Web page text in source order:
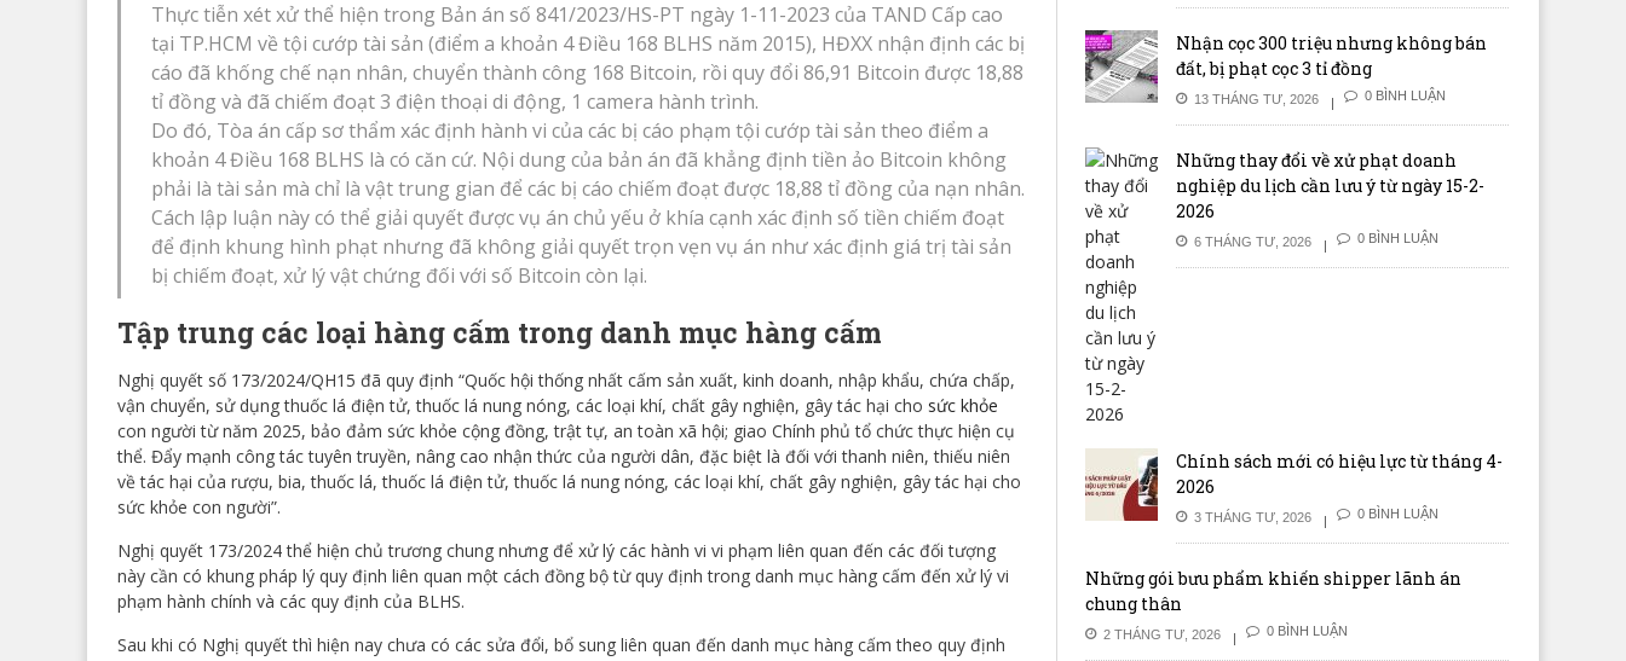
Thực tiễn xét xử thể hiện trong Bản án số 841/2023/HS-PT ngày 1-11-2023 của TAND Cấp cao
tại TP.HCM về tội cướp tài sản (điểm a khoản 4 Điều 168 BLHS năm 2015), HĐXX nhận định các bị
cáo đã khống chế nạn nhân, chuyển thành công 168 Bitcoin, rồi quy đổi 86,91 Bitcoin được 18,88
tỉ đồng và đã chiếm đoạt 3 điện thoại di động, 1 camera hành trình.
Do đó, Tòa án cấp sơ thẩm xác định hành vi của các bị cáo phạm tội cướp tài sản theo điểm a
khoản 4 Điều 168 BLHS là có căn cứ. Nội dung của bản án đã khẳng định tiền ảo Bitcoin không
phải là tài sản mà chỉ là vật trung gian để các bị cáo chiếm đoạt được 18,88 tỉ đồng của nạn nhân.
Cách lập luận này có thể giải quyết được vụ án chủ yếu ở khía cạnh xác định số tiền chiếm đoạt
để định khung hình phạt nhưng đã không giải quyết trọn vẹn vụ án như xác định giá trị tài sản
bị chiếm đoạt, xử lý vật chứng đối với số Bitcoin còn lại.
Tập trung các loại hàng cấm trong danh mục hàng cấm
Nghị quyết số 173/2024/QH15 đã quy định “Quốc hội thống nhất cấm sản xuất, kinh doanh, nhập khẩu, chứa chấp,
vận chuyển, sử dụng thuốc lá điện tử, thuốc lá nung nóng, các loại khí, chất gây nghiện, gây tác hại cho sức khỏe
con người từ năm 2025, bảo đảm sức khỏe cộng đồng, trật tự, an toàn xã hội; giao Chính phủ tổ chức thực hiện cụ
thể. Đẩy mạnh công tác tuyên truyền, nâng cao nhận thức của người dân, đặc biệt là đối với thanh niên, thiếu niên
về tác hại của rượu, bia, thuốc lá, thuốc lá điện tử, thuốc lá nung nóng, các loại khí, chất gây nghiện, gây tác hại cho
sức khỏe con người”.
Nghị quyết 173/2024 thể hiện chủ trương chung nhưng để xử lý các hành vi vi phạm liên quan đến các đối tượng
này cần có khung pháp lý quy định liên quan một cách đồng bộ từ quy định trong danh mục hàng cấm đến xử lý vi
phạm hành chính và các quy định của BLHS.
Sau khi có Nghị quyết thì hiện nay chưa có các sửa đổi, bổ sung liên quan đến danh mục hàng cấm theo quy định
Nhận cọc 300 triệu nhưng không bán
đất, bị phạt cọc 3 tỉ đồng
13 THÁNG TƯ, 2026 0 BÌNH LUẬN
Những thay đổi về xử phạt doanh
nghiệp du lịch cần lưu ý từ ngày 15-2-
2026
6 THÁNG TƯ, 2026 0 BÌNH LUẬN
Chính sách mới có hiệu lực từ tháng 4-
2026
3 THÁNG TƯ, 2026 0 BÌNH LUẬN
Những gói bưu phẩm khiến shipper lãnh án
chung thân
2 THÁNG TƯ, 2026 0 BÌNH LUẬN